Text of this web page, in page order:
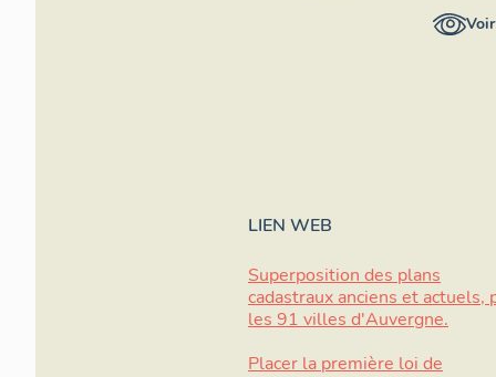
LIEN WEB
Superposition des plans
cadastraux anciens et actuels,
les 91 villes d'Auvergne.
Placer la première loi de